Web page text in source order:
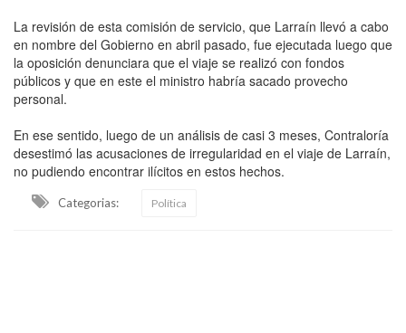
La revisión de esta comisión de servicio, que Larraín llevó a cabo
en nombre del Gobierno en abril pasado, fue ejecutada luego que
la oposición denunciara que el viaje se realizó con fondos
públicos y que en este el ministro habría sacado provecho
personal.
En ese sentido, luego de un análisis de casi 3 meses, Contraloría
desestimó las acusaciones de irregularidad en el viaje de Larraín,
no pudiendo encontrar ilícitos en estos hechos.
Categorias: Política